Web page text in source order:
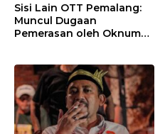
Sisi Lain OTT Pemalang:
Muncul Dugaan
Pemerasan oleh Oknum